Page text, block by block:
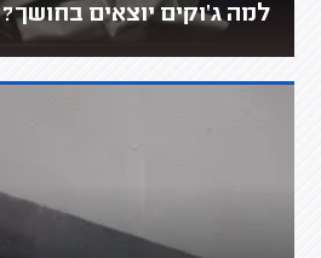
למה ג'וקים יוצאים בחושך?